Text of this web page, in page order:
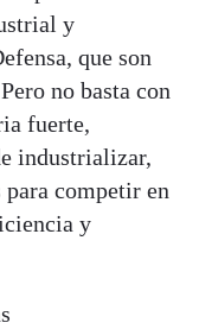
y
que son
no basta con
fuerte,
industrializar,
competir en
y